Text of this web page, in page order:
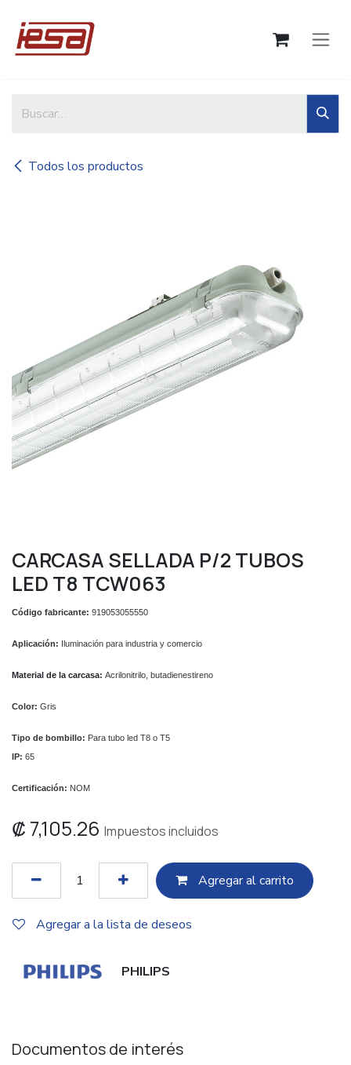
Todos los productos
CARCASA SELLADA P/2 TUBOS
LED T8 TCW063
Código fabricante: 919053055550
Aplicación: Iluminación para industria y comercio
Material de la carcasa: Acrilonitrilo, butadienestireno
Color: Gris
Tipo de bombillo: Para tubo led T8 o T5
IP: 65
Certificación: NOM
₡ 7,105.26 Impuestos incluidos
Agregar al c​​arrito
Agregar a la lista de deseos
PHILIPS
Documentos de interés